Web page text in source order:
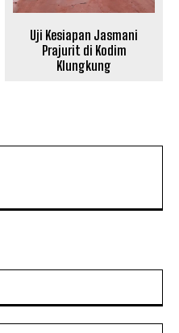
Uji Kesiapan Jasmani
Prajurit di Kodim
Klungkung